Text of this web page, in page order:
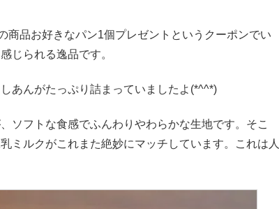
品お好きなパン1個プレゼントというクーポンでい
じられる逸品です。
あんがたっぷり詰まっていましたよ(*^^*)
ソフトな食感でふんわりやわらかな生地です。そこ
ミルクがこれまた絶妙にマッチしています。これは人